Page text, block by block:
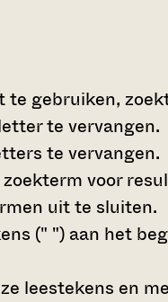
te gebruiken,
te vervangen.
te vervangen.
voor
uit te sluiten.
(" ") aan het
leestekens en